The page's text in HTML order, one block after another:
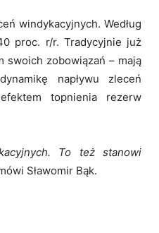
windykacyjnych. Według
proc. r/r. Tradycyjnie już
swoich zobowiązań – mają
napływu zleceń
topnienia rezerw
To też stanowi
Sławomir Bąk.